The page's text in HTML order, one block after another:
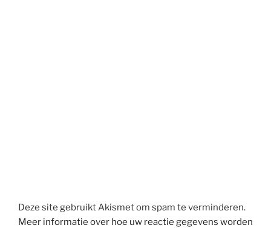
Deze site gebruikt Akismet om spam te verminderen.
Meer informatie over hoe uw reactie gegevens worden